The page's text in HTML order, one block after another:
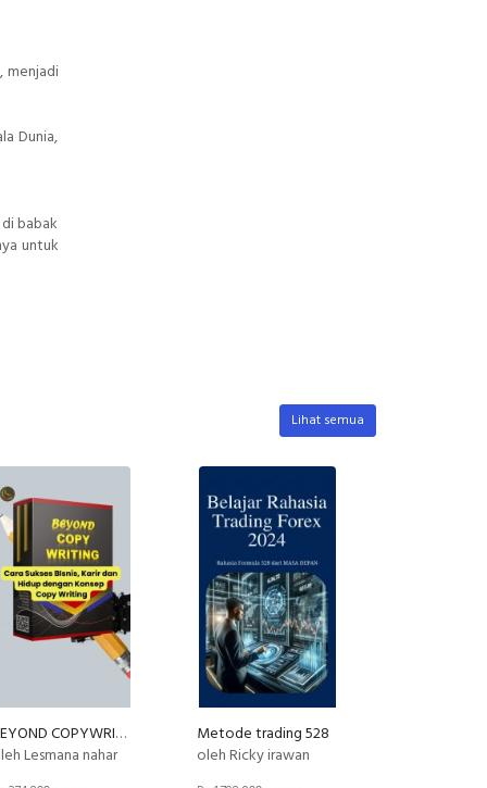
menjadi
Dunia,
babak
untuk
Lihat semua
BEYOND COPYWRITING (E-Course)
Lesmana nahar
Metode trading 528
oleh Ricky irawan